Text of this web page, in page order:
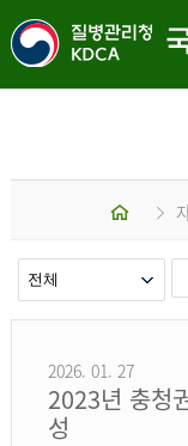
홈
2026. 01. 27
2023년 충청
성